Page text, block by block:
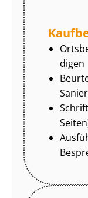
di­gen